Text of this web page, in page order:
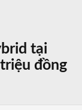
tại
đồng